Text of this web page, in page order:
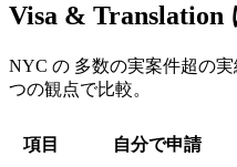
Visa & Translation
NYC の 多数の実案件超の
つの観点で比較。
項目 自分で申請